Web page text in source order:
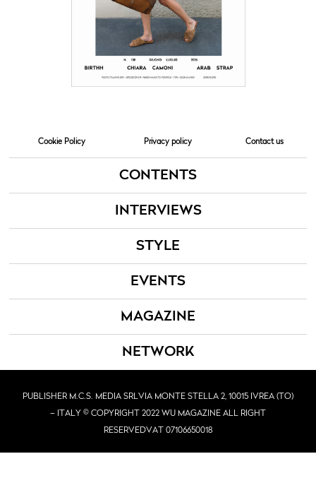
Cookie Policy Privacy policy Contact us
CONTENTS
INTERVIEWS
STYLE
EVENTS
MAGAZINE
NETWORK
PUBLISHER M.C.S. MEDIA SRL VIA MONTE STELLA 2, 10015 IVREA (TO)
– ITALY © COPYRIGHT 2022 WU MAGAZINE ALL RIGHT
RESERVEDVAT 07106650018